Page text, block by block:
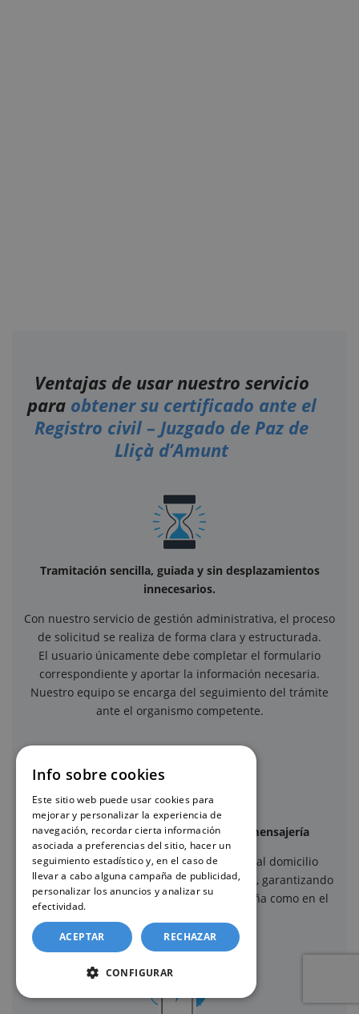
Ventajas de usar nuestro servicio
para obtener su certificado ante el
Registro civil – Juzgado de Paz de
Lliçà d’Amunt
Tramitación sencilla, guiada y sin desplazamientos
innecesarios.
Con nuestro servicio de gestión administrativa, el proceso
de solicitud se realiza de forma clara y estructurada.
El usuario únicamente debe completar el formulario
correspondiente y aportar la información necesaria.
Nuestro equipo se encarga del seguimiento del trámite
ante el organismo competente.
Envío seguro mediante servicios de mensajería
Una vez recibido el certificado, se envía al domicilio
indicado mediante servicios de mensajería, garantizando
un envío seguro y trazable, tanto en España como en el
Info sobre cookies
Este sitio web puede usar cookies para
mejorar y personalizar la experiencia de
navegación, recordar cierta información
asociada a preferencias del sitio, hacer un
seguimiento estadístico y, en el caso de
llevar a cabo alguna campaña de publicidad,
personalizar los anuncios y analizar su
efectividad.
ACEPTAR RECHAZAR
CONFIGURAR